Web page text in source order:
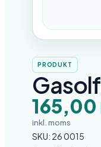
PRODUKT
165,00
inkl. moms
SKU: 26 0015